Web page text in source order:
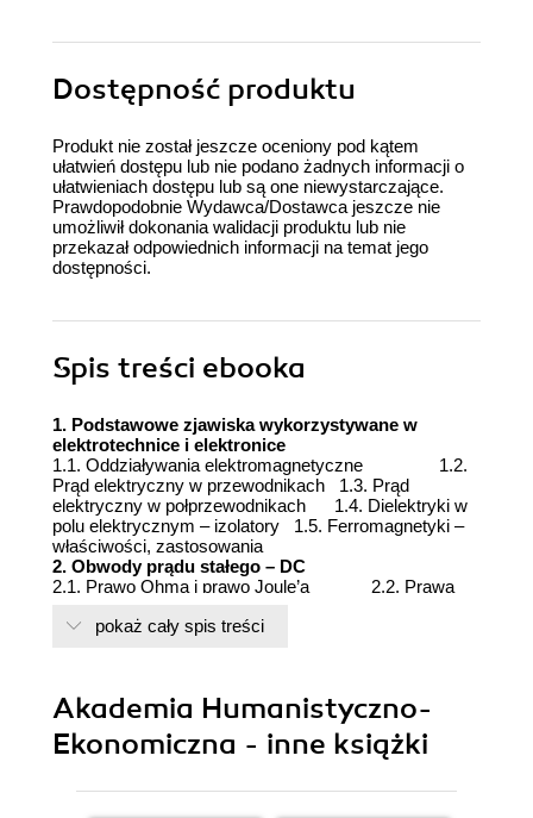
Dostępność produktu
Produkt nie został jeszcze oceniony pod kątem
ułatwień dostępu lub nie podano żadnych informacji o
ułatwieniach dostępu lub są one niewystarczające.
Prawdopodobnie Wydawca/Dostawca jeszcze nie
umożliwił dokonania walidacji produktu lub nie
przekazał odpowiednich informacji na temat jego
dostępności.
Spis treści ebooka
1. Podstawowe zjawiska wykorzystywane w
elektrotechnice i elektronice
1.1. Oddziaływania elektromagnetyczne 1.2.
Prąd elektryczny w przewodnikach 1.3. Prąd
elektryczny w połprzewodnikach 1.4. Dielektryki w
polu elektrycznym – izolatory 1.5. Ferromagnetyki –
właściwości, zastosowania
2. Obwody prądu stałego – DC
2.1. Prawo Ohma i prawo Joule’a 2.2. Prawa
elementy aktywne 2.4. Odbiorniki w obwodach
3. Obwody prądu przemiennego sinusoidalnie – AC
3.1. Znaczenie obwodow prądu sinusoidalnego w
elektrotechnice 3.2. Wielkości
analizy obwodow sinusoidalnych
pokaż cały spis treści
Akademia Humanistyczno-
Ekonomiczna - inne książki